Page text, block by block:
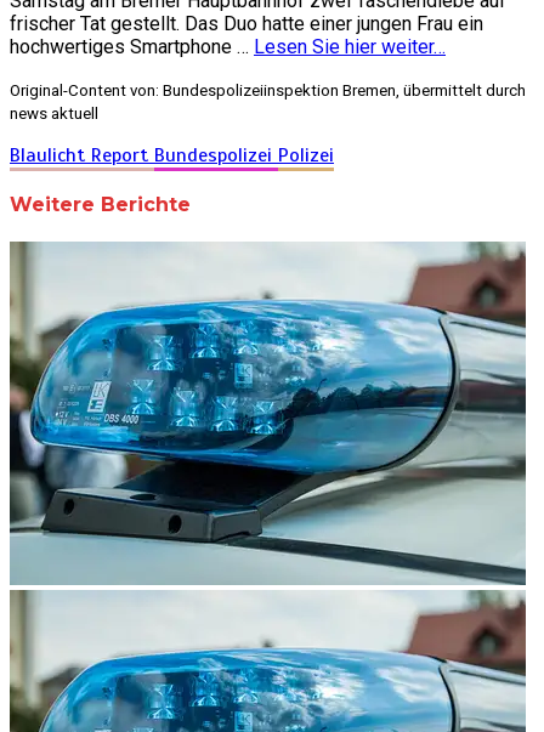
frischer Tat gestellt. Das Duo hatte einer jungen Frau ein
hochwertiges Smartphone … Lesen Sie hier weiter…
Original-Content von: Bundespolizeiinspektion Bremen, übermittelt durch
news aktuell
Blaulicht Report Bundespolizei Polizei
Weitere Berichte